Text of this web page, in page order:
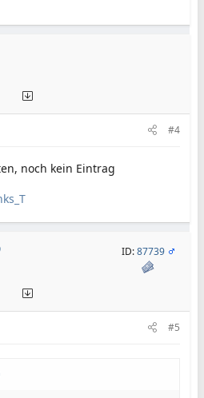
#4
noch kein Eintrag
ID:87739
#5